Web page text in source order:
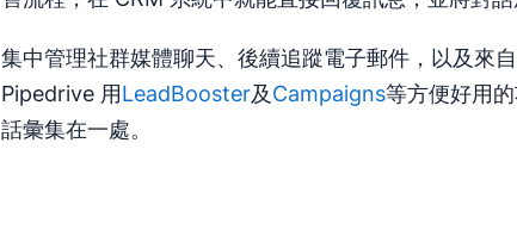
集中管理社群媒體聊天、後續追蹤電子郵件，以及來
Pipedrive 用LeadBooster及Campaigns等方便好用
話彙集在一處。